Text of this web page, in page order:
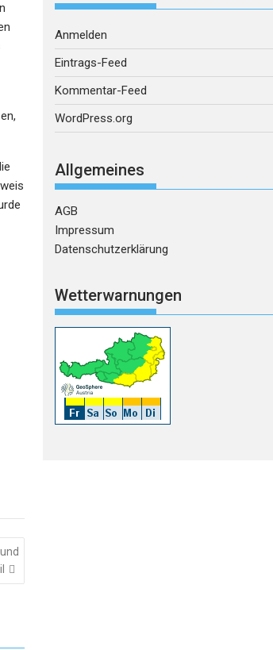
Anmelden
Eintrags-Feed
Kommentar-Feed
WordPress.org
Allgemeines
AGB
Impressum
Datenschutzerklärung
Wetterwarnungen